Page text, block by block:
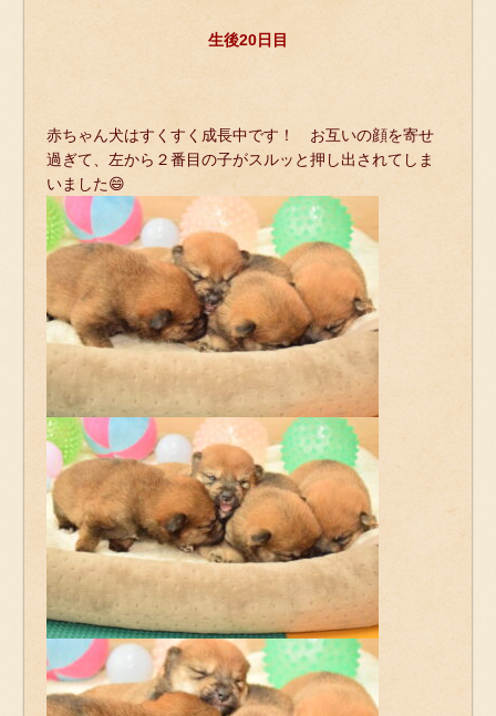
生後20日目
赤ちゃん犬はすくすく成長中です！ お互いの顔を寄せ
過ぎて、左から２番目の子がスルッと押し出されてしま
いました😄